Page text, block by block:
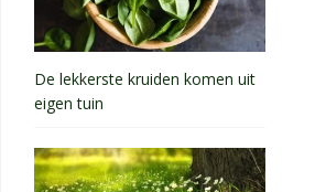
De lekkerste kruiden komen uit
eigen tuin